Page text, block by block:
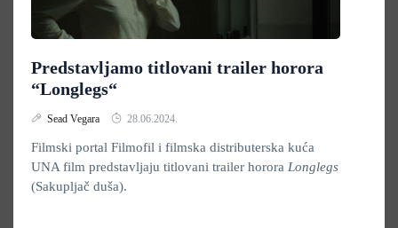
Predstavljamo titlovani trailer horora
“Longlegs“
Sead Vegara 28.06.2024.
Filmski portal Filmofil i filmska distributerska kuća
UNA film predstavljaju titlovani trailer horora Longlegs
(Sakupljač duša).